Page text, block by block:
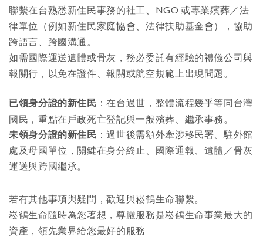
聯繫在台熟悉新住民事務的社工、NGO 或專業殯葬／法
律單位（例如新住民家庭協會、法律扶助基金會），協助
跨語言、跨國溝通。​
如需國際運送遺體或骨灰，務必委託有經驗的禮儀公司與
報關行，以免在證件、報關或航空規範上出現問題。​
已領身分證的新住民 ：在台過世，整體流程幾乎等同台灣
國民，重點在戶政死亡登記與一般殯葬、繼承事務。
未領身分證的新住民 ：過世後需額外牽涉移民署、駐外館
處及母國單位，關鍵在身分終止、國際通報、遺體／骨灰
運送與跨國繼承。
若有其他事項與疑問，歡迎與崧鶴生命聯繫。
崧鶴生命隨時為您著想，尊嚴服務是崧鶴生命事業最大的
資產，領先業界給您最好的服務